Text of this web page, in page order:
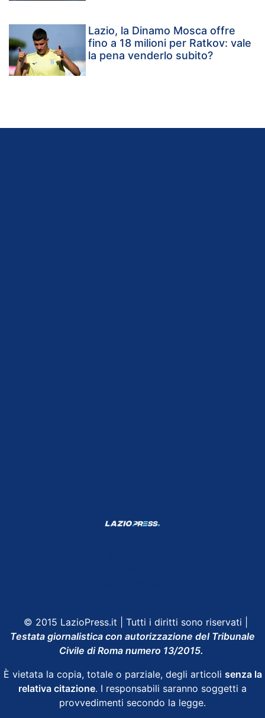
Lazio, la Dinamo Mosca offre
fino a 18 milioni per Ratkov: vale
la pena venderlo subito?
© 2015 LazioPress.it | Tutti i diritti sono riservati |
Testata giornalistica con autorizzazione del Tribunale
Civile di Roma numero 13/2015.
È vietata la copia, totale o parziale, degli articoli senza la
relativa citazione. I responsabili saranno soggetti a
provvedimenti secondo la legge.